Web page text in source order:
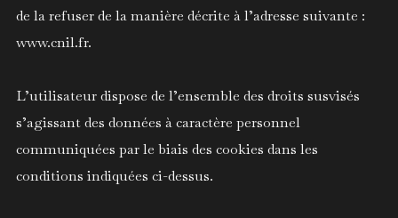
de la refuser de la manière décrite à l’adresse suivante :
www.cnil.fr.
L’utilisateur dispose de l’ensemble des droits susvisés
s’agissant des données à caractère personnel
communiquées par le biais des cookies dans les
conditions indiquées ci-dessus.